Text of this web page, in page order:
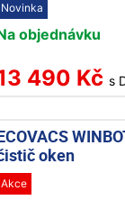
Novinka
objednávku
490 Kč s
oken
Akce